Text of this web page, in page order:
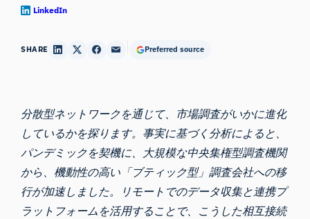
LinkedIn
SHARE Preferred source
分散型ネットワークを通じて、市場調査がいかに進化
しているかを探ります。事実に基づく分析によると、
パンデミックを契機に、大規模な中央集権型調査機関
から、機動性の高い「ブティック型」調査会社への移
行が加速しました。リモートでのデータ収集と連携プ
ラットフォームを活用することで、こうした相互接続